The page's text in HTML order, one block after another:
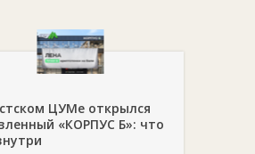
ЦУМе открылся
«КОРПУС Б»: что